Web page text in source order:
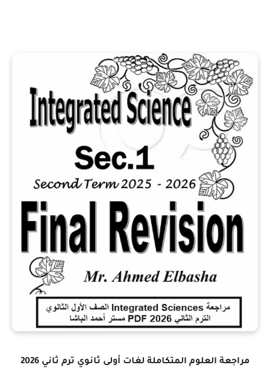
العلوم المتكاملة لغات أولى ثانوي ترم ثاني 2026